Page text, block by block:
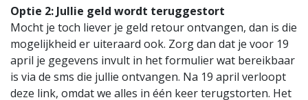
Optie 2: Jullie geld wordt teruggestort
Mocht je toch liever je geld retour ontvangen, dan is die
mogelijkheid er uiteraard ook. Zorg dan dat je voor 19
april je gegevens invult in het formulier wat bereikbaar
is via de sms die jullie ontvangen. Na 19 april verloopt
deze link, omdat we alles in één keer terugstorten. Het